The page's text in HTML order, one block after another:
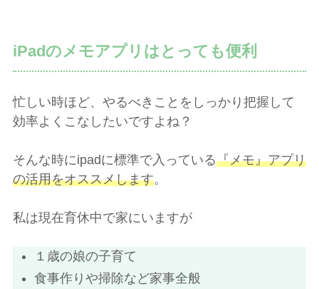
iPadのメモアプリはとっても便利
忙しい時ほど、やるべきことをしっかり把握して
効率よくこなしたいですよね？
そんな時にipadに標準で入っている『メモ』アプリ
の活用をオススメします。
私は現在育休中で家にいますが
１歳の娘の子育て
食事作りや掃除など家事全般